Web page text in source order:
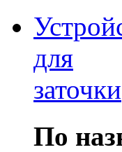
для
заточки
По